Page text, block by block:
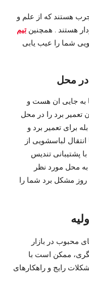
هستند که از علم و
هستند . همچنینتیم
شما را عیب یابی
در محل
به جایی ان هست و
تعمیر برد را در محل
برای تعمیر برد و
لباسشویی از
پشتیبانی تندیس
محل مورد نظر
مراجعه کند و پس از عبب یابی نهایت تا 3 روز مشکل برد شما را
محبوب در بازار
ممکن است با
رایج و راهکارهای